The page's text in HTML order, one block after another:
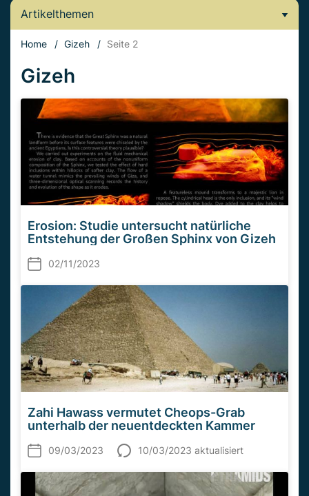
Artikelthemen
Home / Gizeh / Seite 2
Gizeh
Erosion: Studie untersucht natürliche
Entstehung der Großen Sphinx von Gizeh
02/11/2023
Zahi Hawass vermutet Cheops-Grab
unterhalb der neuentdeckten Kammer
09/03/2023 10/03/2023 aktualisiert